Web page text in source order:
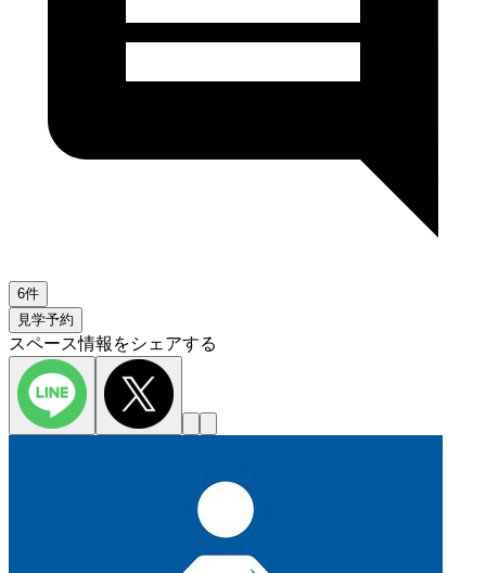
6件
見学予約
スペース情報をシェアする